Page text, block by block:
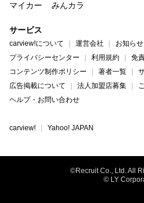
マイカー
みんカラ
サービス
carview!について 運営会社 お知らせ
プライバシーセンター
利用規約
免
コンテンツ制作ポリシー
著者一覧
広告掲載について
法人加盟店募集
ヘルプ・お問い合わせ
carview! Yahoo! JAPAN
©Recruit Co., Ltd. All
© LY